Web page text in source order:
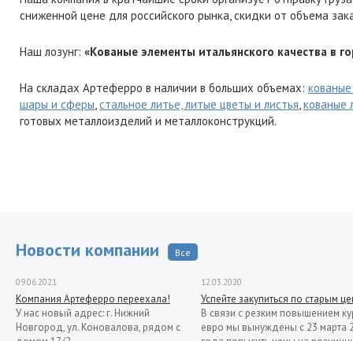
сниженной цене для российского рынка, скидки от объема
Наш лозунг: «Кованые элементы итальянского качества в
На складах Артеферро в наличии в больших объемах:
шары и сферы,стальное литье, литые цветы и листья,кованые
готовых металлоизделий и металлоконструкций.
Новости компании Все
09.06.2021
Компания Артеферро переехала!
У нас новый адрес: г. Нижний
Новгород, ул. Коновалова, рядом с
12.03.2020
Успейте закупиться по старым
В связи с резким повышением
евро мы вынуждены с 23 марта